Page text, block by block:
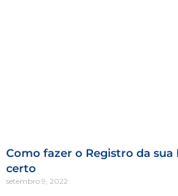
Como fazer o Registro da sua
certo
setembro 9, 2022